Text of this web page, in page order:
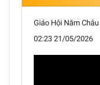
Giáo Hội Năm Châu
02:23 21/05/2026